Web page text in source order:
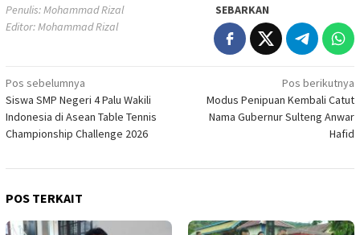
Penulis: Mohammad Rizal
Editor: Mohammad Rizal
SEBARKAN
Navigasi
pos
Pos sebelumnya
Siswa SMP Negeri 4 Palu Wakili
Indonesia di Asean Table Tennis
Championship Challenge 2026
Pos berikutnya
Modus Penipuan Kembali Catut
Nama Gubernur Sulteng Anwar
Hafid
POS TERKAIT